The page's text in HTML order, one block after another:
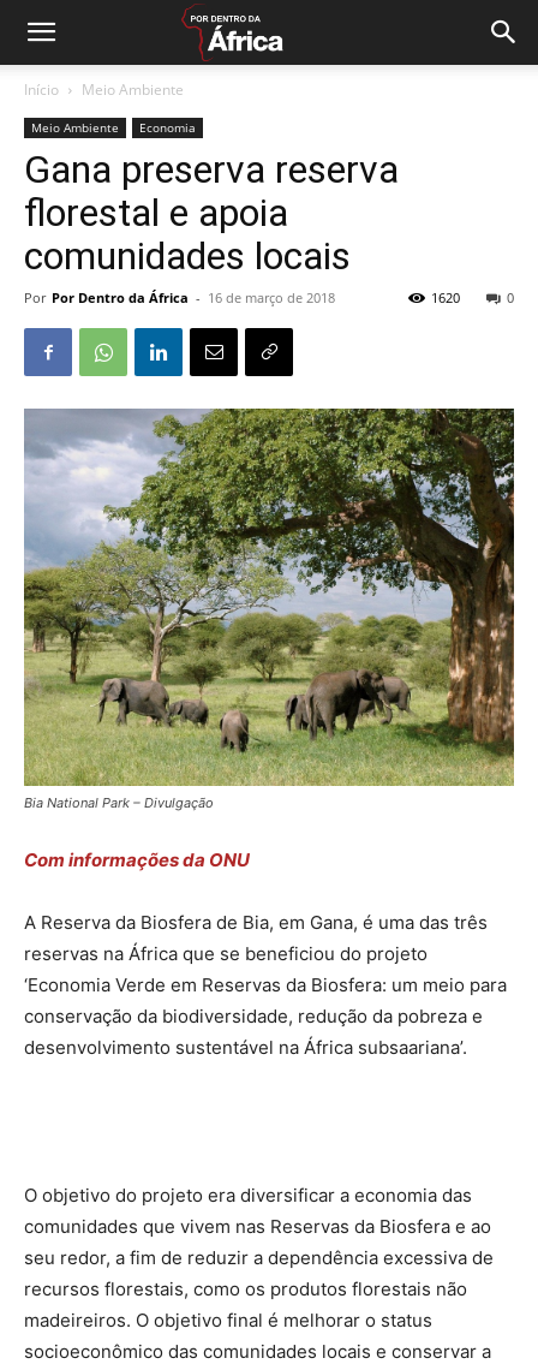
Início Meio Ambiente
Meio Ambiente Economia
Gana preserva reserva
florestal e apoia
comunidades locais
Por Por Dentro da África - 16 de março de 2018 0
1620
Bia National Park – Divulgação
Com informações da ONU
A Reserva da Biosfera de Bia, em Gana, é uma das três
reservas na África que se beneficiou do projeto
‘Economia Verde em Reservas da Biosfera: um meio para
conservação da biodiversidade, redução da pobreza e
desenvolvimento sustentável na África subsaariana’.
O objetivo do projeto era diversificar a economia das
comunidades que vivem nas Reservas da Biosfera e ao
seu redor, a fim de reduzir a dependência excessiva de
recursos florestais, como os produtos florestais não
madeireiros. O objetivo final é melhorar o status
socioeconômico das comunidades locais e conservar a